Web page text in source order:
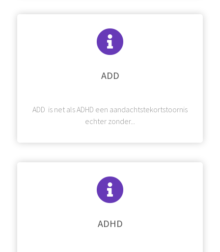
ADD
ADD is net als ADHD een aandachtstekortstoornis
echter zonder...
ADHD